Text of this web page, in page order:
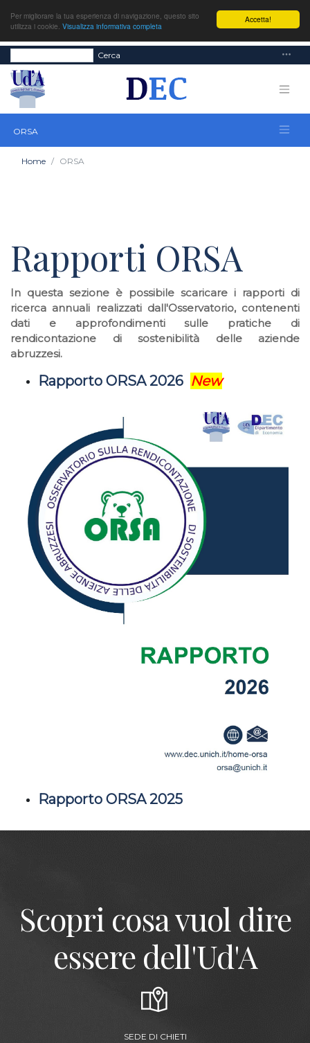
Accetta!
Per migliorare la tua esperienza di navigazione, questo sito
utilizza i cookie. Visualizza informativa completa
Cerca
ORSA
Home ORSA
Rapporti ORSA
In questa sezione è possibile scaricare i rapporti di
ricerca annuali realizzati dall'Osservatorio, contenenti
dati e approfondimenti sulle pratiche di
rendicontazione di sostenibilità delle aziende
abruzzesi.
Rapporto ORSA 2026 New
Rapporto ORSA 2025
Scopri cosa vuol dire
essere dell'Ud'A
SEDE DI CHIETI